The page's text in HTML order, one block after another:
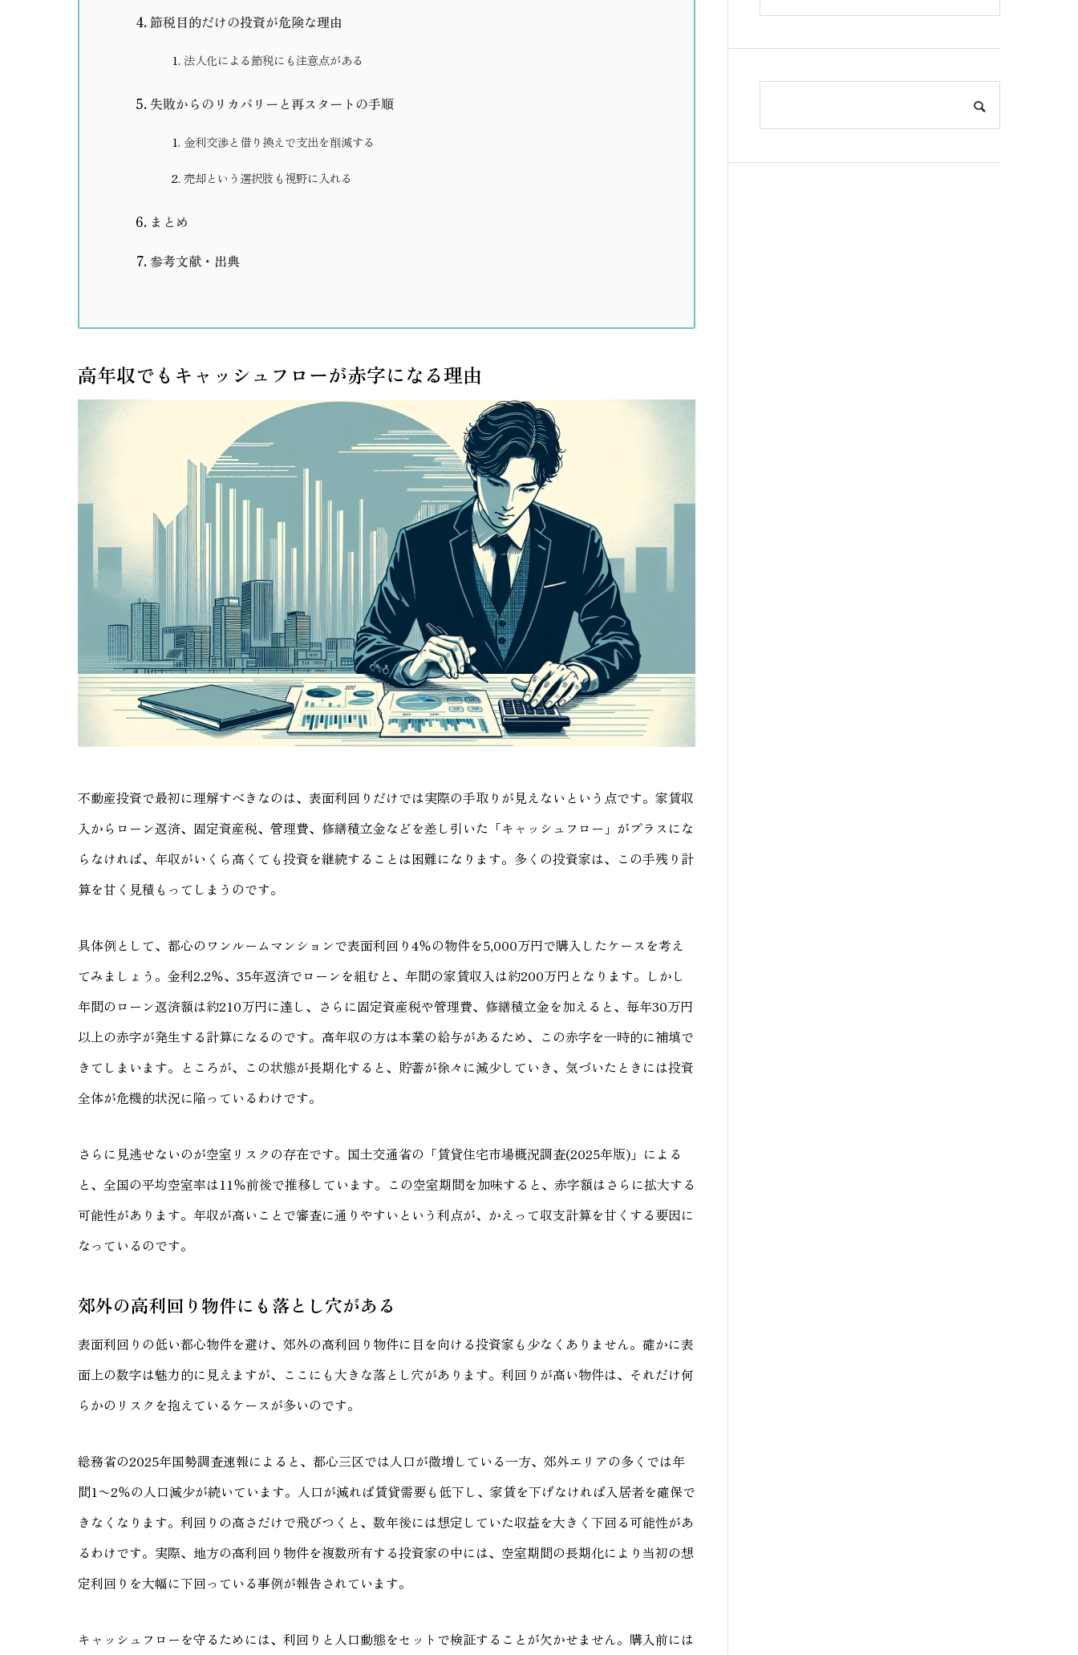
節税目的だけの投資が危険な理由
法人化による節税にも注意点がある
失敗からのリカバリーと再スタートの手順
金利交渉と借り換えで支出を削減する
売却という選択肢も視野に入れる
まとめ
参考文献・出典
高年収でもキャッシュフローが赤字になる理由
不動産投資で最初に理解すべきなのは、表面利回りだけでは実際の手取りが見えないという点です。家賃収
入からローン返済、固定資産税、管理費、修繕積立金などを差し引いた「キャッシュフロー」がプラスにな
らなければ、年収がいくら高くても投資を継続することは困難になります。多くの投資家は、この手残り計
算を甘く見積もってしまうのです。
具体例として、都心のワンルームマンションで表面利回り4％の物件を5,000万円で購入したケースを考え
てみましょう。金利2.2％、35年返済でローンを組むと、年間の家賃収入は約200万円となります。しかし
年間のローン返済額は約210万円に達し、さらに固定資産税や管理費、修繕積立金を加えると、毎年30万円
以上の赤字が発生する計算になるのです。高年収の方は本業の給与があるため、この赤字を一時的に補填で
きてしまいます。ところが、この状態が長期化すると、貯蓄が徐々に減少していき、気づいたときには投資
全体が危機的状況に陥っているわけです。
さらに見逃せないのが空室リスクの存在です。国土交通省の「賃貸住宅市場概況調査(2025年版)」による
と、全国の平均空室率は11％前後で推移しています。この空室期間を加味すると、赤字額はさらに拡大する
可能性があります。年収が高いことで審査に通りやすいという利点が、かえって収支計算を甘くする要因に
なっているのです。
郊外の高利回り物件にも落とし穴がある
表面利回りの低い都心物件を避け、郊外の高利回り物件に目を向ける投資家も少なくありません。確かに表
面上の数字は魅力的に見えますが、ここにも大きな落とし穴があります。利回りが高い物件は、それだけ何
らかのリスクを抱えているケースが多いのです。
総務省の2025年国勢調査速報によると、都心三区では人口が微増している一方、郊外エリアの多くでは年
間1〜2％の人口減少が続いています。人口が減れば賃貸需要も低下し、家賃を下げなければ入居者を確保で
きなくなります。利回りの高さだけで飛びつくと、数年後には想定していた収益を大きく下回る可能性があ
るわけです。実際、地方の高利回り物件を複数所有する投資家の中には、空室期間の長期化により当初の想
定利回りを大幅に下回っている事例が報告されています。
キャッシュフローを守るためには、利回りと人口動態をセットで検証することが欠かせません。購入前には